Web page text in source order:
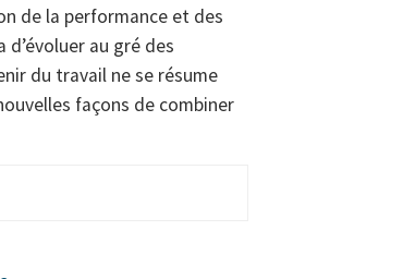
de la performance et des
au gré des
du travail ne se résume
façons de combiner